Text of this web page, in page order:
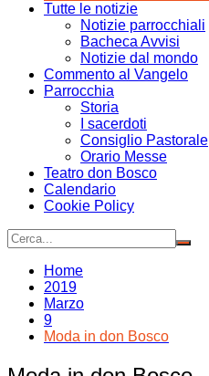
Tutte le notizie
Notizie parrocchiali
Bacheca Avvisi
Notizie dal mondo
Commento al Vangelo
Parrocchia
Storia
I sacerdoti
Consiglio Pastorale
Orario Messe
Teatro don Bosco
Calendario
Cookie Policy
Home
2019
Marzo
9
Moda in don Bosco